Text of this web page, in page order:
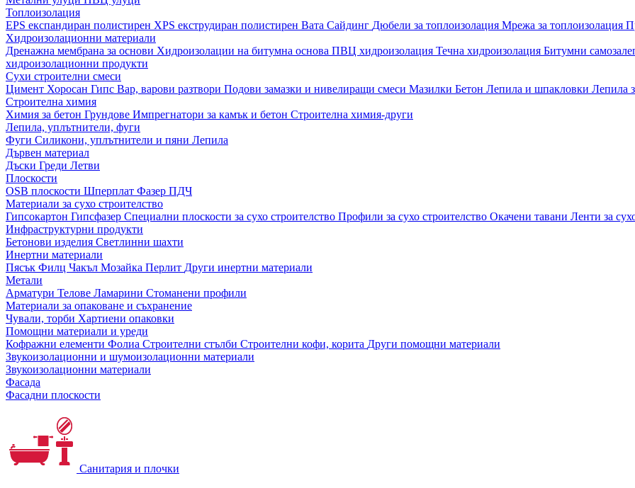
Топлоизолация
EPS експандиран полистирен XPS екструдиран полистирен Вата Сайдинг Дюбели за топлоизолация Мрежа за топлоизолация
Хидроизолационни материали
Дренажна мембрана за основи Хидроизолации на битумна основа ПВЦ хидроизолация Течна хидроизолация Битумни
хидроизолационни продукти
Сухи строителни смеси
Цимент Хоросан Гипс Вар, варови разтвори Подови замазки и нивелиращи смеси Мазилки Бетон Лепила и шпакловки Лепила
Строителна химия
Химия за бетон Грундове Импрегнатори за камък и бетон Строителна химия-други
Лепила, уплътнители, фуги
Фуги Силикони, уплътнители и пяни Лепила
Дървен материал
Дъски Греди Летви
Плоскости
OSB плоскости Шперплат Фазер ПДЧ
Материали за сухо строителство
Гипсокартон Гипсфазер Специални плоскости за сухо строителство Профили за сухо строителство Окачени тавани Ленти за
Инфраструктурни продукти
Бетонови изделия Светлинни шахти
Инертни материали
Пясък Филц Чакъл Мозайкa Перлит Други инертни материали
Метали
Арматури Телове Ламарини Стоманени профили
Материали за опаковане и съхранение
Чували, торби Хартиени опаковки
Помощни материали и уреди
Кофражни елементи Фолиа Строителни стълби Строителни кофи, корита Други помощни материали
Звукоизолационни и шумоизолационни материали
Звукоизолационни материали
Фасада
Фасадни плоскости
Санитария и плочки